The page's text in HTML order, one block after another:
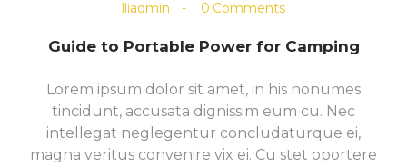
lliadmin 0 Comments
Guide to Portable Power for Camping
Lorem ipsum dolor sit amet, in his nonumes
tincidunt, accusata dignissim eum cu. Nec
intellegat neglegentur concludaturque ei,
magna veritus convenire vix ei. Cu stet oportere